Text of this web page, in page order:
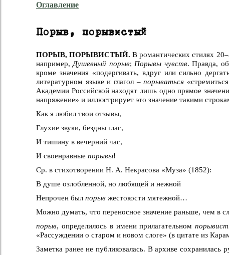
Оглавление
Порыв, порывистый
ПОРЫВ, ПОРЫВИСТЫЙ. В романтических стилях
например, Душевный порыв; Порывы чувств. Правда,
кроме значения «подергивать, вдруг или сильно
литературном языке и глагол –порываться
Академии Российской находят лишь одно прямое
напряжение» и иллюстрирует это значение такими
Как я любил твои отзывы,
Глухие звуки, бездны глас,
И тишину в вечерний час,
И своенравные порывы!
Ср. в стихотворении Н. А. Некрасова «Муза» (1852):
В душе озлобленной, но любящей и нежной
Непрочен был порыв жестокости мятежной…
Можно думать, что переносное значение раньше, чем в
порыв, определилось в имени прилагательном
«Рассуждении о старом и новом слоге» (в цитате из
Заметка ранее не публиковалась. В архиве